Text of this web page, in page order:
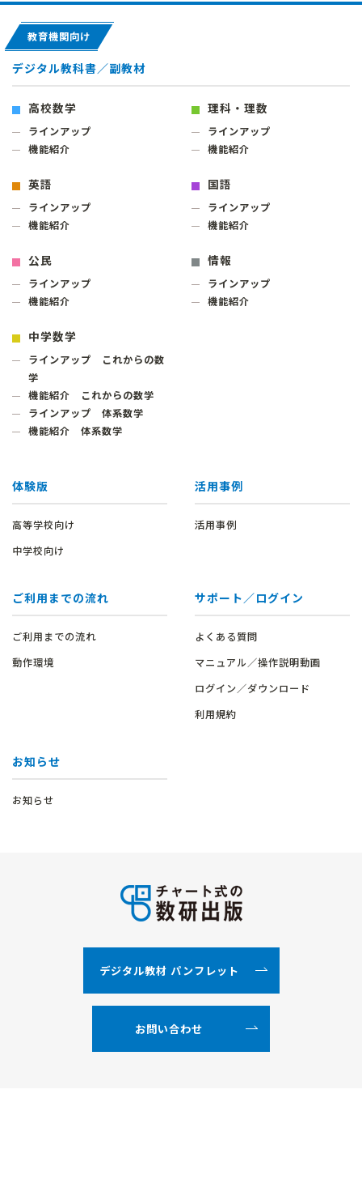
教育機関向け
デジタル教科書／副教材
高校数学
ラインアップ
機能紹介
理科・理数
ラインアップ
機能紹介
英語
ラインアップ
機能紹介
国語
ラインアップ
機能紹介
公民
ラインアップ
機能紹介
情報
ラインアップ
機能紹介
中学数学
ラインアップ これからの数
学
機能紹介 これからの数学
ラインアップ 体系数学
機能紹介 体系数学
体験版
高等学校向け
中学校向け
活用事例
活用事例
ご利用までの流れ
ご利用までの流れ
動作環境
サポート／ログイン
よくある質問
マニュアル／操作説明動画
ログイン／ダウンロード
利用規約
お知らせ
お知らせ
デジタル教材 パンフレット
お問い合わせ